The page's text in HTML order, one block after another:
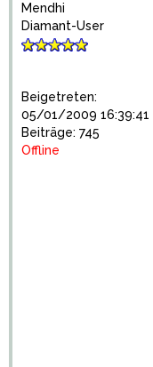
Mendhi
Diamant-User
Beigetreten:
05/01/2009 16:39:41
Beiträge: 745
Offline